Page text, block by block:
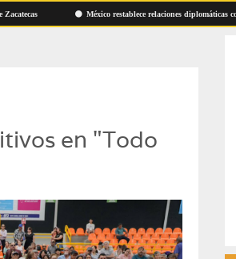
México restablece relaciones diplomáticas con Perú
en "Todo